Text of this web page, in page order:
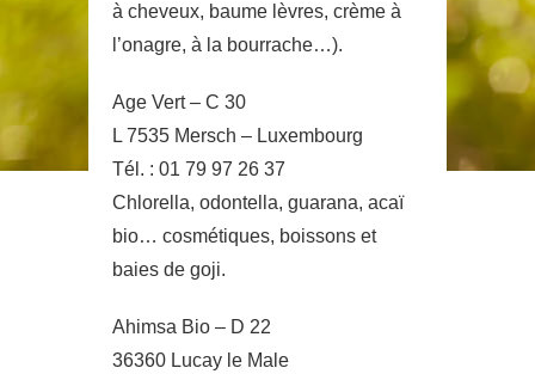
à cheveux, baume lèvres, crème à
l’onagre, à la bourrache…).
Age Vert – C 30
L 7535 Mersch – Luxembourg
Tél. : 01 79 97 26 37
Chlorella, odontella, guarana, acaï
bio… cosmétiques, boissons et
baies de goji.
Ahimsa Bio – D 22
36360 Lucay le Male